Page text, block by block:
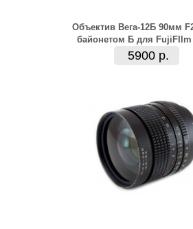
Объектив Вега-12Б 90мм
байонетом Б для FujiFIlm
5900 р.